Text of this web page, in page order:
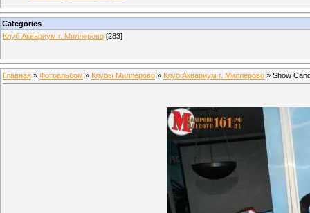
Categories
Клуб Аквариум г. Миллерово [283]
Главная » Фотоальбом » Клубы Миллерово » Клуб Аквариум г. Миллерово » Show